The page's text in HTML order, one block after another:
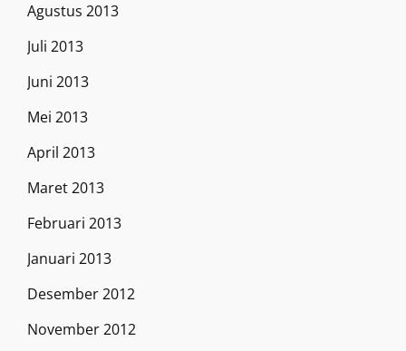
Agustus 2013
Juli 2013
Juni 2013
Mei 2013
April 2013
Maret 2013
Februari 2013
Januari 2013
Desember 2012
November 2012